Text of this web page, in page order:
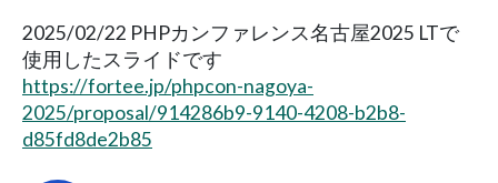
2025/02/22 PHPカンファレンス名古屋2025 LTで
使用したスライドです
https://fortee.jp/phpcon-nagoya-
2025/proposal/914286b9-9140-4208-b2b8-
d85fd8de2b85